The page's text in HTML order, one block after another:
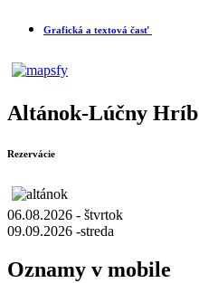
Grafická a textová časť
Altánok-Lúčny Hríb
Rezervácie
06.08.2026 - štvrtok
09.09.2026 -streda
Oznamy v mobile